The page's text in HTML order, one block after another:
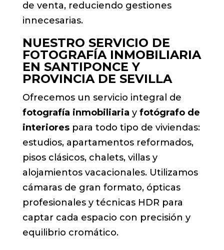
de venta, reduciendo gestiones
innecesarias.
NUESTRO SERVICIO DE
FOTOGRAFÍA INMOBILIARIA
EN SANTIPONCE Y
PROVINCIA DE SEVILLA
Ofrecemos un servicio integral de
fotografía inmobiliaria y fotógrafo de
interiorespara todo tipo de viviendas:
estudios, apartamentos reformados,
pisos clásicos, chalets, villas y
alojamientos vacacionales. Utilizamos
cámaras de gran formato, ópticas
profesionales y técnicas HDR para
captar cada espacio con precisión y
equilibrio cromático.